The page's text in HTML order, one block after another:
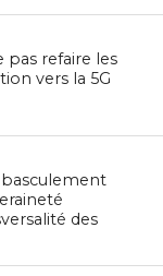
pas refaire les
vers la 5G
basculement
des